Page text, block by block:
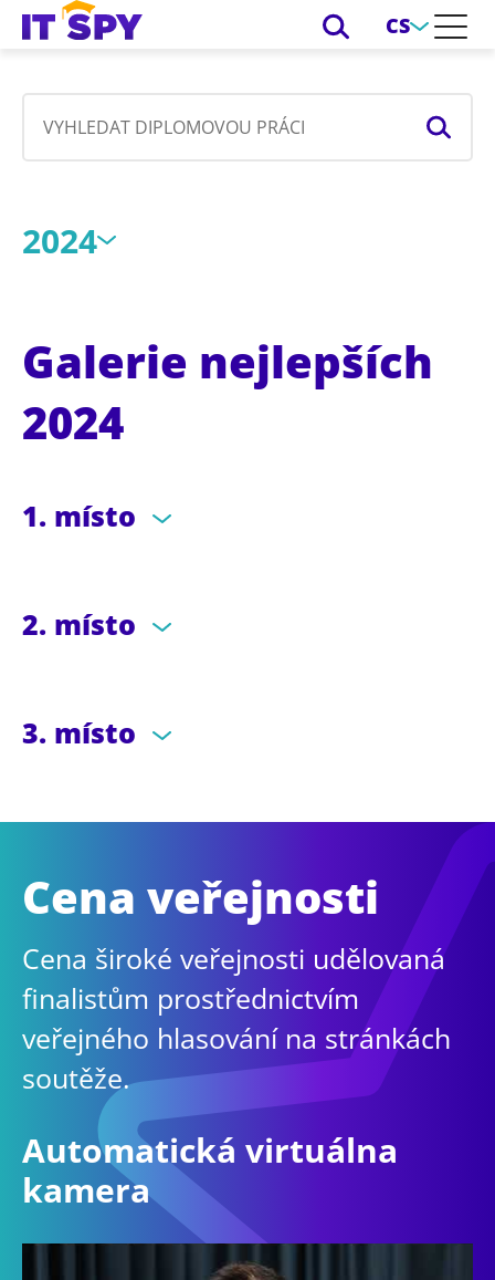
CS
2024
Galerie nejlepších
2024
1. místo
2. místo
3. místo
Cena veřejnosti
Cena široké veřejnosti udělovaná
finalistům prostřednictvím
veřejného hlasování na stránkách
soutěže.
Automatická virtuálna
kamera